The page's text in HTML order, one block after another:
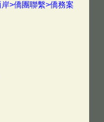
>僑團聯繫>僑務案